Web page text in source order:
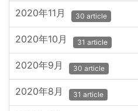
2020年11月 30 article
2020年10月 31 article
2020年9月 30 article
2020年8月 31 article